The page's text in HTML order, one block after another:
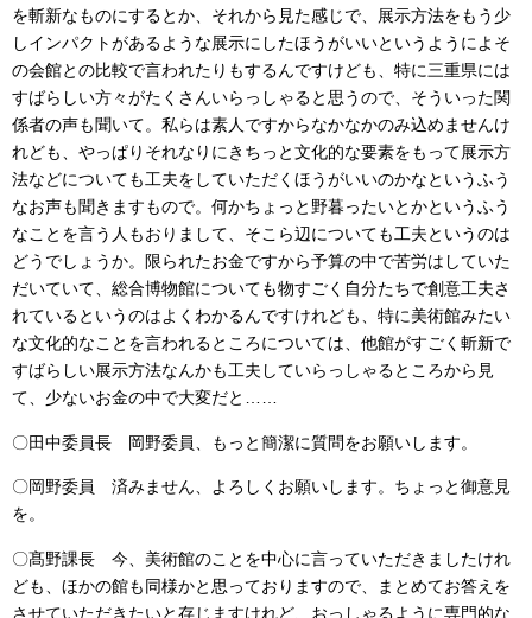
を斬新なものにするとか、それから見た感じで、展示方法をもう少
しインパクトがあるような展示にしたほうがいいというようによそ
の会館との比較で言われたりもするんですけども、特に三重県には
すばらしい方々がたくさんいらっしゃると思うので、そういった関
係者の声も聞いて。私らは素人ですからなかなかのみ込めませんけ
れども、やっぱりそれなりにきちっと文化的な要素をもって展示方
法などについても工夫をしていただくほうがいいのかなというふう
なお声も聞きますもので。何かちょっと野暮ったいとかというふう
なことを言う人もおりまして、そこら辺についても工夫というのは
どうでしょうか。限られたお金ですから予算の中で苦労はしていた
だいていて、総合博物館についても物すごく自分たちで創意工夫さ
れているというのはよくわかるんですけれども、特に美術館みたい
な文化的なことを言われるところについては、他館がすごく斬新で
すばらしい展示方法なんかも工夫していらっしゃるところから見
て、少ないお金の中で大変だと……
〇田中委員長 岡野委員、もっと簡潔に質問をお願いします。
〇岡野委員 済みません、よろしくお願いします。ちょっと御意見
を。
〇髙野課長 今、美術館のことを中心に言っていただきましたけれ
ども、ほかの館も同様かと思っておりますので、まとめてお答えを
させていただきたいと存じますけれど、おっしゃるように専門的な